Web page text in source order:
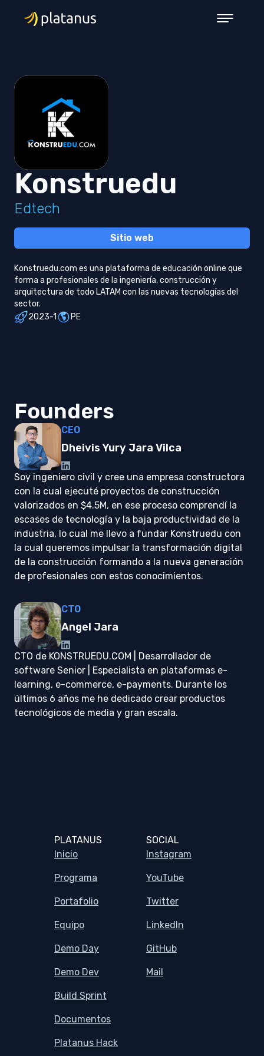
Konstruedu
Edtech
Sitio web
2023-1 PE
Konstruedu.com es una plataforma de educación online que
forma a profesionales de la ingeniería, construcción y
arquitectura de todo LATAM con las nuevas tecnologías del
sector.
Founders
CEO
Dheivis Yury Jara Vilca
Soy ingeniero civil y cree una empresa constructora
con la cual ejecuté proyectos de construcción
valorizados en $4.5M, en ese proceso comprendí la
escases de tecnología y la baja productividad de la
industria, lo cual me llevo a fundar Konstruedu con
la cual queremos impulsar la transformación digital
de la construcción formando a la nueva generación
de profesionales con estos conocimientos.
CTO
Angel Jara
CTO de KONSTRUEDU.COM | Desarrollador de
software Senior | Especialista en plataformas e-
learning, e-commerce, e-payments. Durante los
últimos 6 años me he dedicado crear productos
tecnológicos de media y gran escala.
PLATANUS
Inicio
Programa
Portafolio
Equipo
Demo Day
Demo Dev
Build Sprint
Documentos
Platanus Hack
SOCIAL
Instagram
YouTube
Twitter
LinkedIn
GitHub
Mail